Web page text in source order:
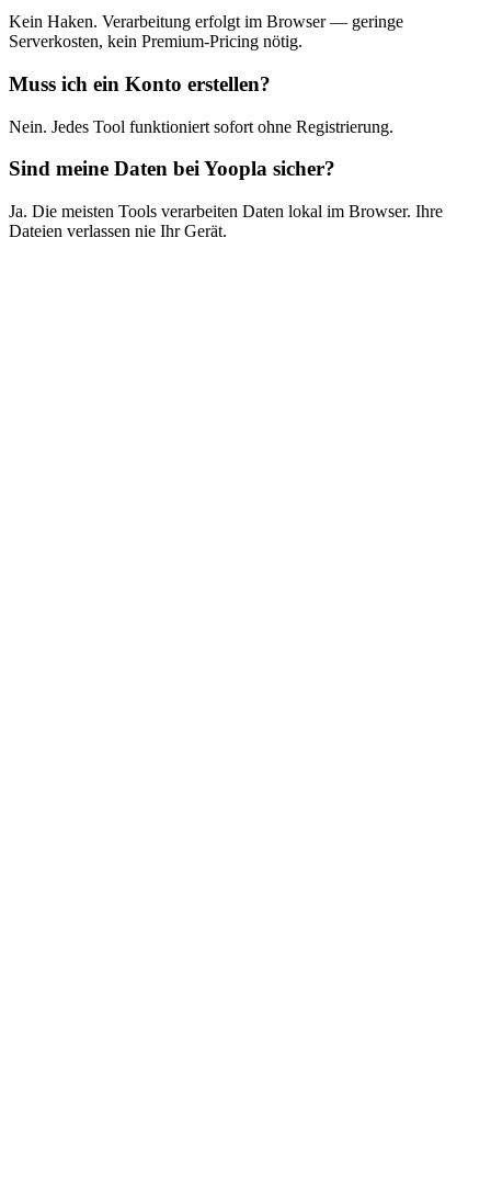
Kein Haken. Verarbeitung erfolgt im Browser — geringe
Serverkosten, kein Premium-Pricing nötig.
Muss ich ein Konto erstellen?
Nein. Jedes Tool funktioniert sofort ohne Registrierung.
Sind meine Daten bei Yoopla sicher?
Ja. Die meisten Tools verarbeiten Daten lokal im Browser. Ihre
Dateien verlassen nie Ihr Gerät.